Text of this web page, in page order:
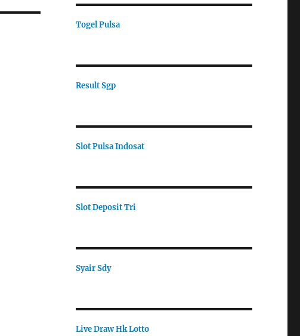
Togel Pulsa
Result Sgp
Slot Pulsa Indosat
Slot Deposit Tri
Syair Sdy
Live Draw Hk Lotto